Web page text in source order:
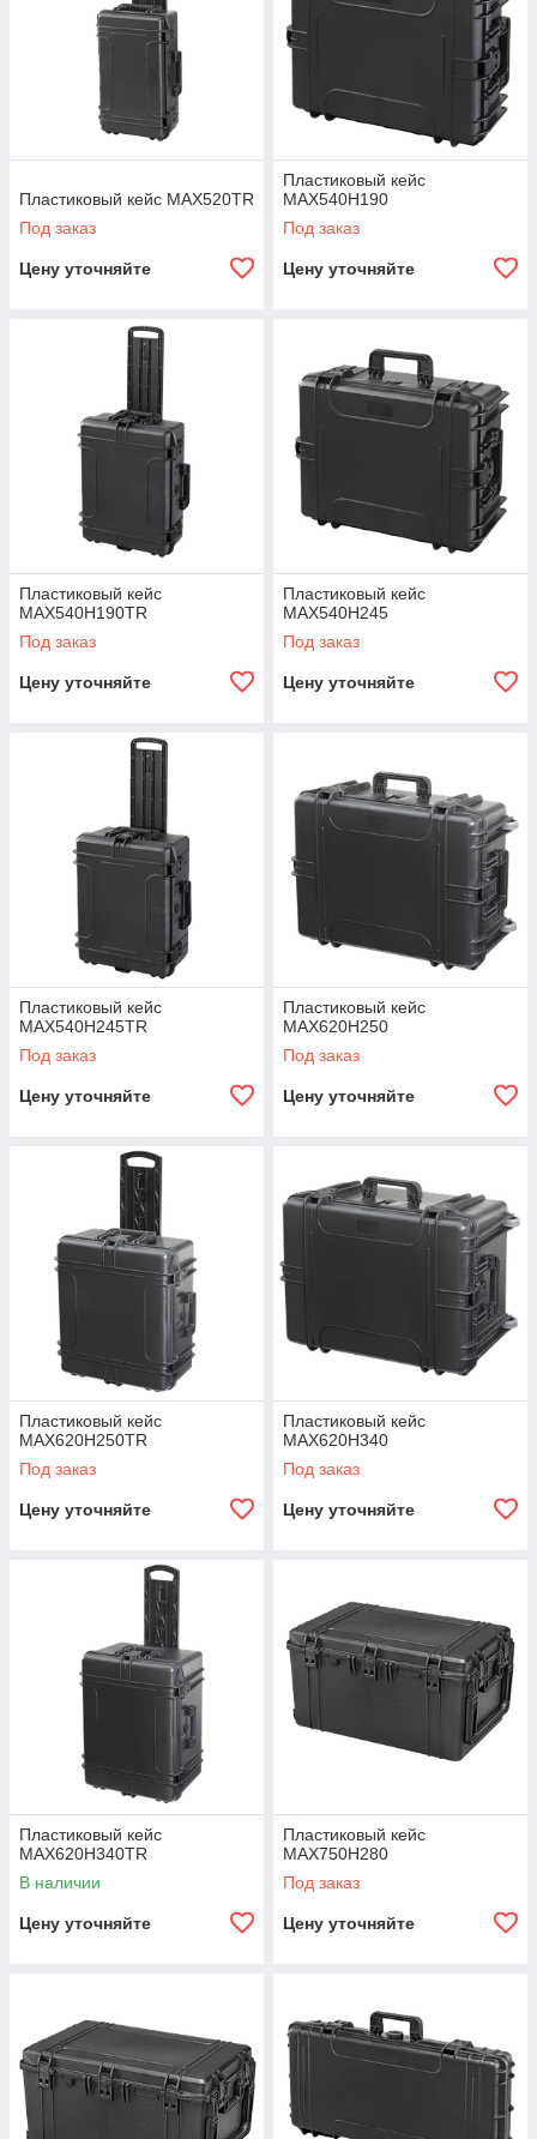
Пластиковый кейс MAX520TR
Под заказ
Цену уточняйте
Пластиковый кейс
MAX540H190
Под заказ
Цену уточняйте
Пластиковый кейс
MAX540H190TR
Под заказ
Цену уточняйте
Пластиковый кейс
MAX540H245
Под заказ
Цену уточняйте
Пластиковый кейс
MAX540H245TR
Под заказ
Цену уточняйте
Пластиковый кейс
MAX620H250
Под заказ
Цену уточняйте
Пластиковый кейс
MAX620H250TR
Под заказ
Цену уточняйте
Пластиковый кейс
MAX620H340
Под заказ
Цену уточняйте
Пластиковый кейс
MAX620H340TR
В наличии
Цену уточняйте
Пластиковый кейс
MAX750H280
Под заказ
Цену уточняйте